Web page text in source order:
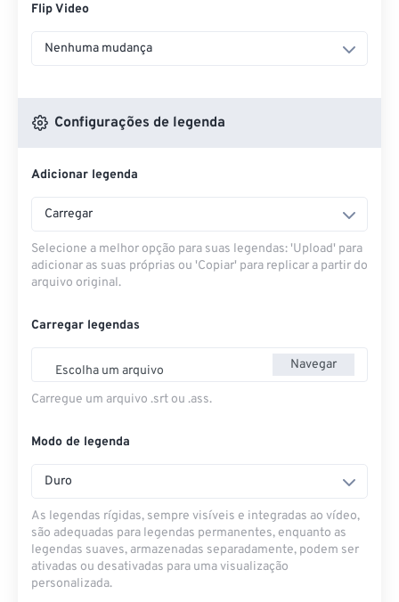
Flip Video
Nenhuma mudança
Configurações de legenda
Adicionar legenda
Carregar
Selecione a melhor opção para suas legendas: 'Upload' para
adicionar as suas próprias ou 'Copiar' para replicar a partir do
arquivo original.
Carregar legendas
Escolha um arquivo Navegar
Carregue um arquivo .srt ou .ass.
Modo de legenda
Duro
As legendas rígidas, sempre visíveis e integradas ao vídeo,
são adequadas para legendas permanentes, enquanto as
legendas suaves, armazenadas separadamente, podem ser
ativadas ou desativadas para uma visualização
personalizada.